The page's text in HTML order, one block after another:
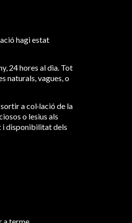
hagi estat
24 hores al dia. Tot
naturals, vagues, o
a col·lació de la
o lesius als
i disponibilitat dels